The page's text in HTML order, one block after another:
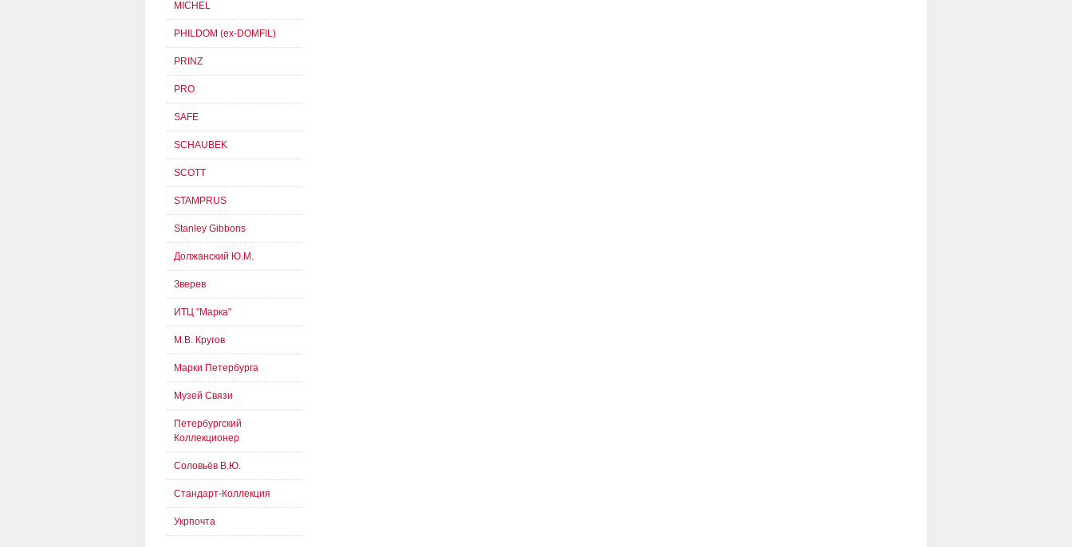
MICHEL
PHILDOM (ex-DOMFIL)
PRINZ
PRO
SAFE
SCHAUBEK
SCOTT
STAMPRUS
Stanley Gibbons
Должанский Ю.М.
Зверев
ИТЦ "Марка"
М.В. Кругов
Марки Петербурга
Музей Связи
Петербургский
Коллекционер
Соловьёв В.Ю.
Стандарт-Коллекция
Укрпочта